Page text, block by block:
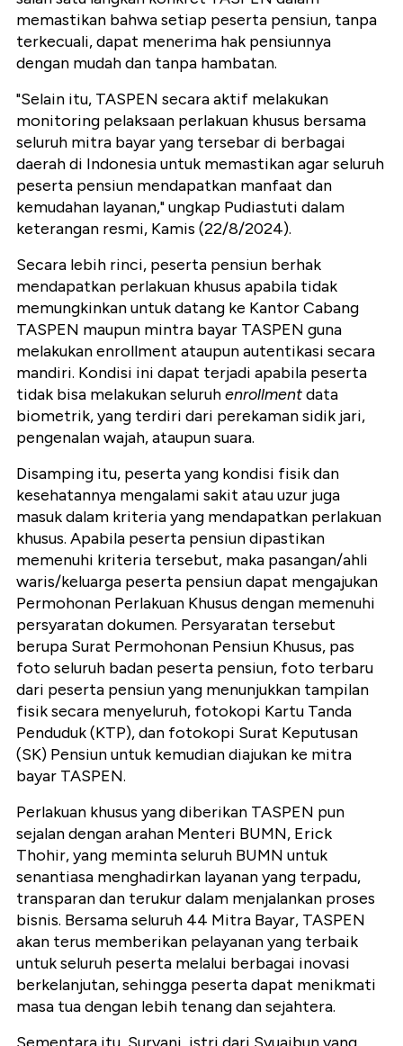
memastikan bahwa setiap peserta pensiun, tanpa
terkecuali, dapat menerima hak pensiunnya
dengan mudah dan tanpa hambatan.
"Selain itu, TASPEN secara aktif melakukan
monitoring pelaksaan perlakuan khusus bersama
seluruh mitra bayar yang tersebar di berbagai
daerah di Indonesia untuk memastikan agar seluruh
peserta pensiun mendapatkan manfaat dan
kemudahan layanan," ungkap Pudiastuti dalam
keterangan resmi, Kamis (22/8/2024).
Secara lebih rinci, peserta pensiun berhak
mendapatkan perlakuan khusus apabila tidak
memungkinkan untuk datang ke Kantor Cabang
TASPEN maupun mintra bayar TASPEN guna
melakukan enrollment ataupun autentikasi secara
mandiri. Kondisi ini dapat terjadi apabila peserta
tidak bisa melakukan seluruhenrollmentdata
biometrik, yang terdiri dari perekaman sidik jari,
pengenalan wajah, ataupun suara.
Disamping itu, peserta yang kondisi fisik dan
kesehatannya mengalami sakit atau uzur juga
masuk dalam kriteria yang mendapatkan perlakuan
khusus. Apabila peserta pensiun dipastikan
memenuhi kriteria tersebut, maka pasangan/ahli
waris/keluarga peserta pensiun dapat mengajukan
Permohonan Perlakuan Khusus dengan memenuhi
persyaratan dokumen. Persyaratan tersebut
berupa Surat Permohonan Pensiun Khusus, pas
foto seluruh badan peserta pensiun, foto terbaru
dari peserta pensiun yang menunjukkan tampilan
fisik secara menyeluruh, fotokopi Kartu Tanda
Penduduk (KTP), dan fotokopi Surat Keputusan
(SK) Pensiun untuk kemudian diajukan ke mitra
bayar TASPEN.
Perlakuan khusus yang diberikan TASPEN pun
sejalan dengan arahan Menteri BUMN, Erick
Thohir, yang meminta seluruh BUMN untuk
senantiasa menghadirkan layanan yang terpadu,
transparan dan terukur dalam menjalankan proses
bisnis. Bersama seluruh 44 Mitra Bayar, TASPEN
akan terus memberikan pelayanan yang terbaik
untuk seluruh peserta melalui berbagai inovasi
berkelanjutan, sehingga peserta dapat menikmati
masa tua dengan lebih tenang dan sejahtera.